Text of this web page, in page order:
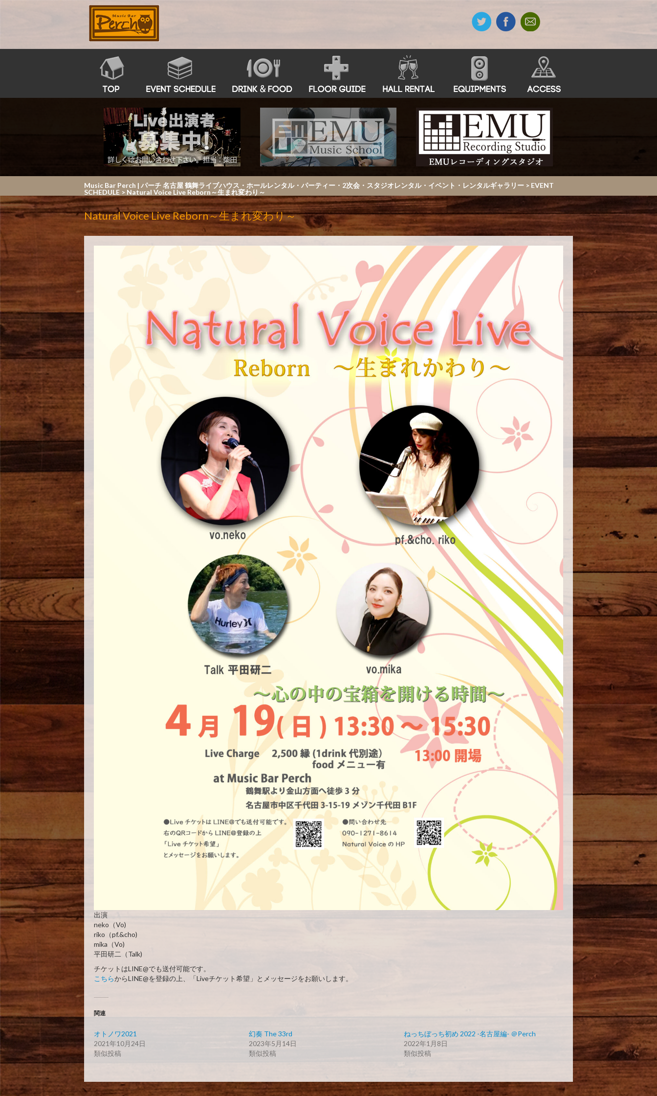
Music Bar Perch | パーチ 名古屋 鶴舞ライブハウス・ホールレンタル・パーティー・2次会・スタジオレンタル・イベント・レンタルギャラリー > EVENT
SCHEDULE > Natural Voice Live Reborn～生まれ変わり～
Natural Voice Live Reborn～生まれ変わり～
出演
neko（Vo)
riko（pf.&cho)
mika（Vo)
平田研二（Talk)
チケットはLINE@でも送付可能です。
こちらからLINE@を登録の上、「Liveチケット希望」とメッセージをお願いします。
関連
オトノワ2021
2021年10月24日
類似投稿
幻奏 The 33rd
2023年5月14日
類似投稿
ねっちぼっち初め 2022 -名古屋編- ＠Perch
2022年1月8日
類似投稿